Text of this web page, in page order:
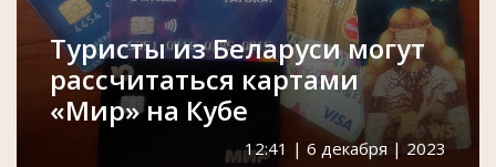
Туристы из Беларуси могут
рассчитаться картами
«Мир» на Кубе
12:41 | 6 декабря | 2023